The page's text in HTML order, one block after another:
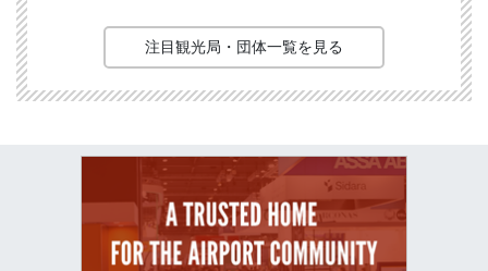
注目観光局・団体一覧を見る